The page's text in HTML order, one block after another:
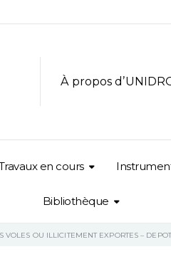
À propos
en cours
Bibliothèque
VOLES OU ILLICITEMENT EXPORTES –